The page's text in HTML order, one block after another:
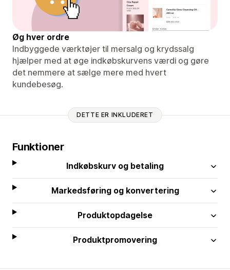
Øg hver ordre
Indbyggede værktøjer til mersalg og krydssalg
hjælper med at øge indkøbskurvens værdi og gøre
det nemmere at sælge mere med hvert
kundebesøg.
DETTE ER INKLUDERET
Funktioner
Indkøbskurv og betaling
Markedsføring og konvertering
Produktopdagelse
Produktpromovering